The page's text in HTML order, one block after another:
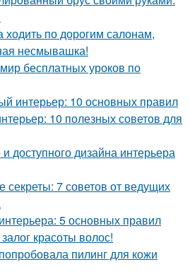
по дорогим салонам,
несмывашка!
бесплатных уроков по
интерьер: 10 основных правил
10 полезных советов для
доступного дизайна интерьера
7 советов от ведущих
5 основных правил
красоты волос!
пилинг для кожи